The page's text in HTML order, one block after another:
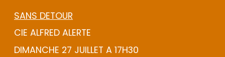
SANS DETOUR
CIE ALFRED ALERTE
DIMANCHE 27 JUILLET A 17H30